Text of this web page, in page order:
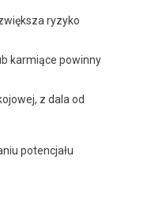
ryzyko
karmiące powinny
z dala od
potencjału